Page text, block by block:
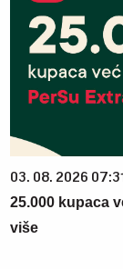
03. 08. 2026
25.000 kupaca
više